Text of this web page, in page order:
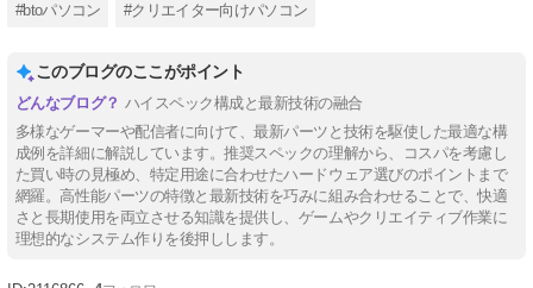
#btoパソコン #クリエイター向けパソコン
このブログのここがポイント
ハイスペック構成と最新技術の融合
多様なゲーマーや配信者に向けて、最新パーツと技術を駆使した最適な構
成例を詳細に解説しています。推奨スペックの理解から、コスパを考慮し
た買い時の見極め、特定用途に合わせたハードウェア選びのポイントまで
網羅。高性能パーツの特徴と最新技術を巧みに組み合わせることで、快適
さと長期使用を両立させる知識を提供し、ゲームやクリエイティブ作業に
理想的なシステム作りを後押しします。